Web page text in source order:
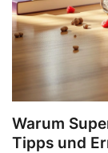
Warum
Tipps und